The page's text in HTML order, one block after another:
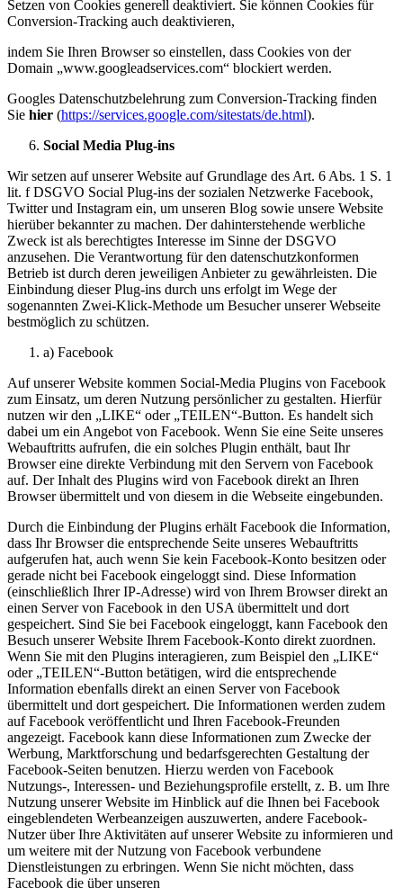
Setzen von Cookies generell deaktiviert. Sie können Cookies für
Conversion-Tracking auch deaktivieren,
indem Sie Ihren Browser so einstellen, dass Cookies von der
Domain „www.googleadservices.com“ blockiert werden.
Googles Datenschutzbelehrung zum Conversion-Tracking finden
Sie hier (https://services.google.com/sitestats/de.html).
Social Media Plug-ins
Wir setzen auf unserer Website auf Grundlage des Art. 6 Abs. 1 S. 1
lit. f DSGVO Social Plug-ins der sozialen Netzwerke Facebook,
Twitter und Instagram ein, um unseren Blog sowie unsere Website
hierüber bekannter zu machen. Der dahinterstehende werbliche
Zweck ist als berechtigtes Interesse im Sinne der DSGVO
anzusehen. Die Verantwortung für den datenschutzkonformen
Betrieb ist durch deren jeweiligen Anbieter zu gewährleisten. Die
Einbindung dieser Plug-ins durch uns erfolgt im Wege der
sogenannten Zwei-Klick-Methode um Besucher unserer Webseite
bestmöglich zu schützen.
a) Facebook
Auf unserer Website kommen Social-Media Plugins von Facebook
zum Einsatz, um deren Nutzung persönlicher zu gestalten. Hierfür
nutzen wir den „LIKE“ oder „TEILEN“-Button. Es handelt sich
dabei um ein Angebot von Facebook. Wenn Sie eine Seite unseres
Webauftritts aufrufen, die ein solches Plugin enthält, baut Ihr
Browser eine direkte Verbindung mit den Servern von Facebook
auf. Der Inhalt des Plugins wird von Facebook direkt an Ihren
Browser übermittelt und von diesem in die Webseite eingebunden.
Durch die Einbindung der Plugins erhält Facebook die Information,
dass Ihr Browser die entsprechende Seite unseres Webauftritts
aufgerufen hat, auch wenn Sie kein Facebook-Konto besitzen oder
gerade nicht bei Facebook eingeloggt sind. Diese Information
(einschließlich Ihrer IP-Adresse) wird von Ihrem Browser direkt an
einen Server von Facebook in den USA übermittelt und dort
gespeichert. Sind Sie bei Facebook eingeloggt, kann Facebook den
Besuch unserer Website Ihrem Facebook-Konto direkt zuordnen.
Wenn Sie mit den Plugins interagieren, zum Beispiel den „LIKE“
oder „TEILEN“-Button betätigen, wird die entsprechende
Information ebenfalls direkt an einen Server von Facebook
übermittelt und dort gespeichert. Die Informationen werden zudem
auf Facebook veröffentlicht und Ihren Facebook-Freunden
angezeigt. Facebook kann diese Informationen zum Zwecke der
Werbung, Marktforschung und bedarfsgerechten Gestaltung der
Facebook-Seiten benutzen. Hierzu werden von Facebook
Nutzungs-, Interessen- und Beziehungsprofile erstellt, z. B. um Ihre
Nutzung unserer Website im Hinblick auf die Ihnen bei Facebook
eingeblendeten Werbeanzeigen auszuwerten, andere Facebook-
Nutzer über Ihre Aktivitäten auf unserer Website zu informieren und
um weitere mit der Nutzung von Facebook verbundene
Dienstleistungen zu erbringen. Wenn Sie nicht möchten, dass
Facebook die über unseren